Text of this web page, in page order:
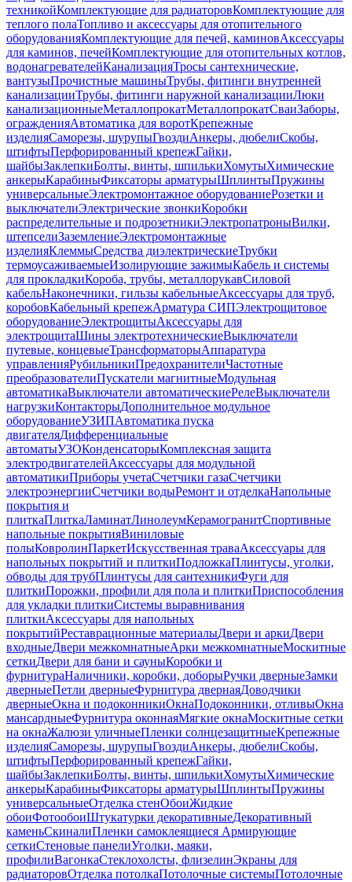
техникойКомплектующие для радиаторовКомплектующие для
теплого полаТопливо и аксессуары для отопительного
оборудованияКомплектующие для печей, каминовАксессуары
для каминов, печейКомплектующие для отопительных котлов,
водонагревателейКанализацияТросы сантехнические,
вантузыПрочистные машиныТрубы, фитинги внутренней
канализацииТрубы, фитинги наружной канализацииЛюки
канализационныеМеталлопрокатМеталлопрокатСваиЗаборы,
огражденияАвтоматика для воротКрепежные
изделияСаморезы, шурупыГвоздиАнкеры, дюбелиСкобы,
штифтыПерфорированный крепежГайки,
шайбыЗаклепкиБолты, винты, шпилькиХомутыХимические
анкерыКарабиныФиксаторы арматурыШплинтыПружины
универсальныеЭлектромонтажное оборудованиеРозетки и
выключателиЭлектрические звонкиКоробки
распределительные и подрозетникиЭлектропатроныВилки,
штепселиЗаземлениеЭлектромонтажные
изделияКлеммыСредства диэлектрическиеТрубки
термоусаживаемыеИзолирующие зажимыКабель и системы
для прокладкиКороба, трубы, металлорукавСиловой
кабельНаконечники, гильзы кабельныеАксессуары для труб,
коробовКабельный крепежАрматура СИПЭлектрощитовое
оборудованиеЭлектрощитыАксессуары для
электрощитаШины электротехническиеВыключатели
путевые, концевыеТрансформаторыАппаратура
управленияРубильникиПредохранителиЧастотные
преобразователиПускатели магнитныеМодульная
автоматикаВыключатели автоматическиеРелеВыключатели
нагрузкиКонтакторыДополнительное модульное
оборудованиеУЗИПАвтоматика пуска
двигателяДифференциальные
автоматыУЗОКонденсаторыКомплексная защита
электродвигателейАксессуары для модульной
автоматикиПриборы учетаСчетчики газаСчетчики
электроэнергииСчетчики водыРемонт и отделкаНапольные
покрытия и
плиткаПлиткаЛаминатЛинолеумКерамогранитСпортивные
напольные покрытияВиниловые
полыКовролинПаркетИскусственная траваАксессуары для
напольных покрытий и плиткиПодложкаПлинтусы, уголки,
обводы для трубПлинтусы для сантехникиФуги для
плиткиПорожки, профили для пола и плиткиПриспособления
для укладки плиткиСистемы выравнивания
плиткиАксессуары для напольных
покрытийРеставрационные материалыДвери и аркиДвери
входныеДвери межкомнатныеАрки межкомнатныеМоскитные
сеткиДвери для бани и сауныКоробки и
фурнитураНаличники, коробки, доборыРучки дверныеЗамки
дверныеПетли дверныеФурнитура двернаяДоводчики
дверныеОкна и подоконникиОкнаПодоконники, отливыОкна
мансардныеФурнитура оконнаяМягкие окнаМоскитные сетки
на окнаЖалюзи уличныеПленки солнцезащитныеКрепежные
изделияСаморезы, шурупыГвоздиАнкеры, дюбелиСкобы,
штифтыПерфорированный крепежГайки,
шайбыЗаклепкиБолты, винты, шпилькиХомутыХимические
анкерыКарабиныФиксаторы арматурыШплинтыПружины
универсальныеОтделка стенОбоиЖидкие
обоиФотообоиШтукатурки декоративныеДекоративный
каменьСкиналиПленки самоклеящиеся Армирующие
сеткиСтеновые панелиУголки, маяки,
профилиВагонкаСтеклохолсты, флизелинЭкраны для
радиаторовОтделка потолкаПотолочные системыПотолочные